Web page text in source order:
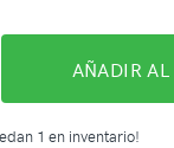
AÑADIR
1 en inventario!